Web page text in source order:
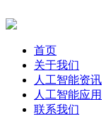
首页
关于我们
人工智能资讯
人工智能应用
联系我们